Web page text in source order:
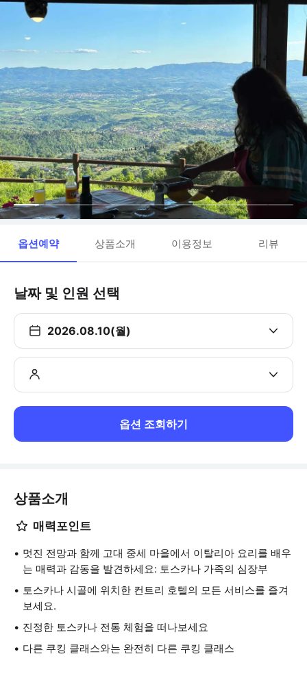
옵션예약 상품소개 이용정보 리뷰
날짜 및 인원 선택
2026.08.10(월)
옵션 조회하기
상품소개
매력포인트
멋진 전망과 함께 고대 중세 마을에서 이탈리아 요리를 배우
는 매력과 감동을 발견하세요: 토스카나 가족의 심장부
토스카나 시골에 위치한 컨트리 호텔의 모든 서비스를 즐겨
보세요.
진정한 토스카나 전통 체험을 떠나보세요
다른 쿠킹 클래스와는 완전히 다른 쿠킹 클래스